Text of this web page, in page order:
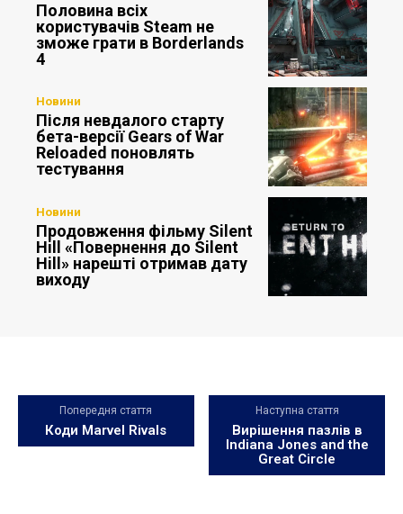
Половина всіх
користувачів Steam не
зможе грати в Borderlands
4
Новини
Після невдалого старту
бета-версії Gears of War
Reloaded поновлять
тестування
Новини
Продовження фільму Silent
Hill «Повернення до Silent
Hill» нарешті отримав дату
виходу
Попередня стаття
Коди Marvel Rivals
Наступна стаття
Вирішення пазлів в
Indiana Jones and the
Great Circle